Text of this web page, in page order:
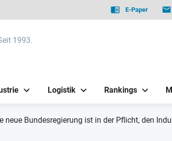
E-Paper
1993.
Logistik Rankings
neue Bundesregierung ist in der Pflicht, den